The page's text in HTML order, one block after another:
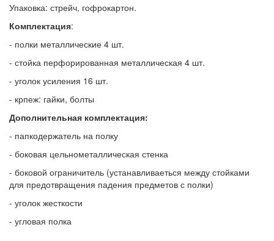
Упаковка: стрейч, гофрокартон.
Комплектация:
- полки металлические 4 шт.
- стойка перфорированная металлическая 4 шт.
- уголок усиления 16 шт.
- крпеж: гайки, болты
Дополнительная комплектация:
- папкодержатель на полку
- боковая цельнометаллическая стенка
- боковой ограничитель (устанавливаеться между стойками
для предотвращения падения предметов с полки)
- уголок жесткости
- угловая полка